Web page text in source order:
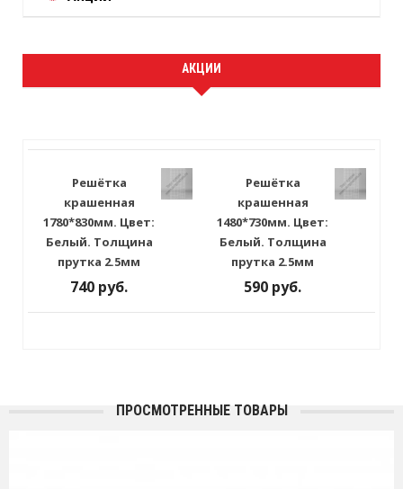
АКЦИИ
Решётка
крашенная
1780*830мм. Цвет:
Белый. Толщина
прутка 2.5мм
740 руб.
Решётка
крашенная
1480*730мм. Цвет:
Белый. Толщина
прутка 2.5мм
590 руб.
ПРОСМОТРЕННЫЕ ТОВАРЫ